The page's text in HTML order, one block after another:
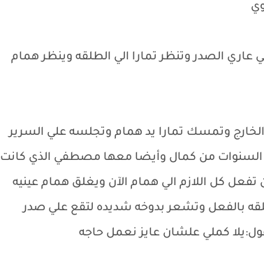
عاري الصدر وتنظر تمارا الي الطلقه وينظر همام
وتمسك تمارا يد همام وتجلسه علي السرير
السنوات من كمال وأيضا معها مصطفي الذي كانت
تفعل كل اللازم الي همام الآن ويغلق همام عينيه
بالفعل وتشعر بدوخه شديده لتقع علي صدر
كملي علشان عايز نعمل حاجه